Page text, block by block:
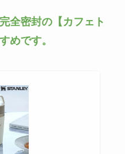
全密封の【カフェト
めです。